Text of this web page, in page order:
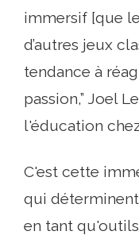
immersif [que
d’autres jeux
tendance à
passion,” Joel
l'éducation
C'est cette
qui
en tant